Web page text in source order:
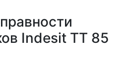
Indesit TT 85